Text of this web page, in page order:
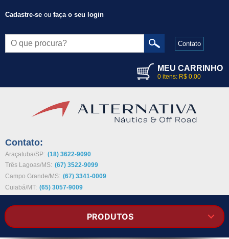
Cadastre-se ou faça o seu login
Contato
MEU CARRINHO
0 itens: R$ 0,00
Contato:
Araçatuba/SP: (18) 3622-9090
Três Lagoas/MS: (67) 3522-9099
Campo Grande/MS: (67) 3341-0009
Cuiabá/MT: (65) 3057-9009
PRODUTOS